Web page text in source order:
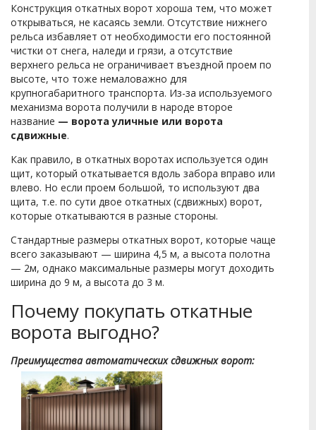
Конструкция откатных ворот хороша тем, что может
открываться, не касаясь земли. Отсутствие нижнего
рельса избавляет от необходимости его постоянной
чистки от снега, наледи и грязи, а отсутствие
верхнего рельса не ограничивает въездной проем по
высоте, что тоже немаловажно для
крупногабаритного транспорта. Из-за используемого
механизма ворота получили в народе второе
название — ворота уличные или ворота
сдвижные.
Как правило, в откатных воротах используется один
щит, который откатывается вдоль забора вправо или
влево. Но если проем большой, то используют два
щита, т.е. по сути двое откатных (сдвижных) ворот,
которые откатываются в разные стороны.
Стандартные размеры откатных ворот, которые чаще
всего заказывают — ширина 4,5 м, а высота полотна
— 2м, однако максимальные размеры могут доходить
ширина до 9 м, а высота до 3 м.
Почему покупать откатные
ворота выгодно?
Преимущества автоматических сдвижных ворот: